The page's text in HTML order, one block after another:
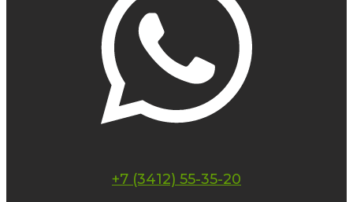
+7 (3412) 55-35-20